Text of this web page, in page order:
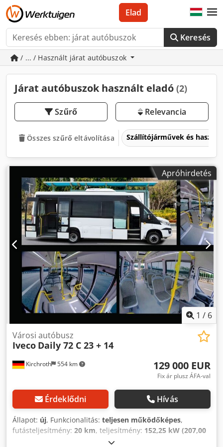
Keresés
Elad
/ ... / Használt járat autóbuszok
Járat autóbuszok használt eladó (2)
Szűrő Relevancia
Összes szűrő eltávolítása Szállítójárművek és
Apróhirdetés
1 / 6
Kirchroth 554 km
Városi autóbusz
Iveco Daily 72 C 23 + 14
129 000 EUR
Fix ár plusz ÁFA-val
Érdeklődni Hívás
Állapot: új, Funkcionalitás: teljesen működőképes,
futásteljesítmény: 20 km, teljesítmény: 152,25 kW (207,00
, ülések száma: